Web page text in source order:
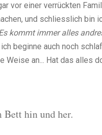
vor einer verrückten
und schliesslich bin
kommt immer alles
beginne auch noch
Weise an... Hat das alles
hin und her.